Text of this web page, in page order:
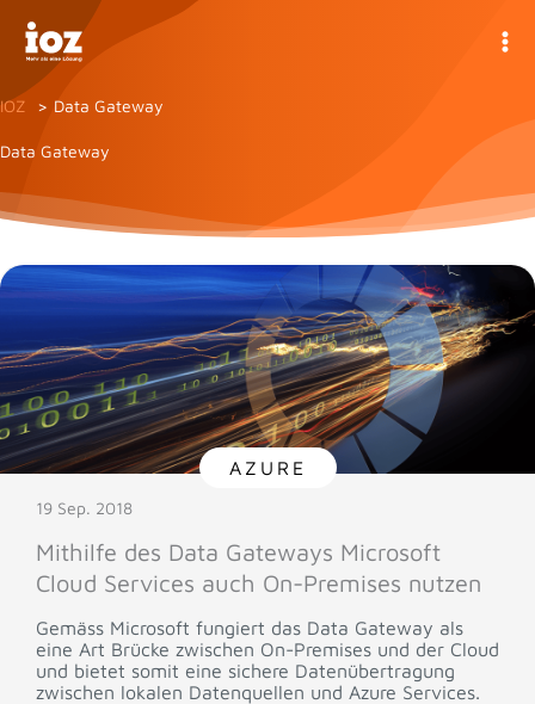
Inhalt
springen
IOZ Data Gateway
Data Gateway
AZURE
19 Sep. 2018
Mithilfe des Data Gateways Microsoft
Cloud Services auch On-Premises nutzen
Gemäss Microsoft fungiert das Data Gateway als
eine Art Brücke zwischen On-Premises und der Cloud
und bietet somit eine sichere Datenübertragung
zwischen lokalen Datenquellen und Azure Services.